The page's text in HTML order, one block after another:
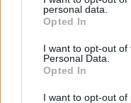
personal data.
Opted In
I want to opt-out of
Personal Data.
Opted In
I want to opt-out of